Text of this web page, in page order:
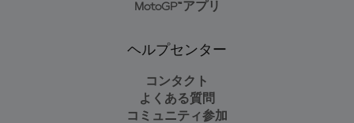
MotoGP™アプリ
ヘルプセンター
コンタクト
よくある質問
コミュニティ参加